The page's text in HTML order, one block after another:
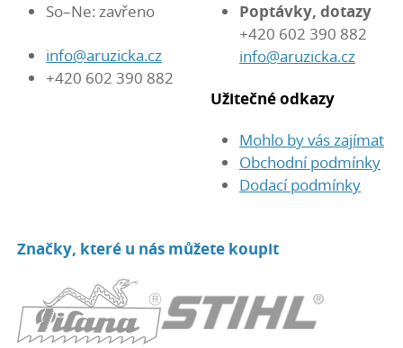
So–Ne: zavřeno
info@aruzicka.cz
+420 602 390 882
Poptávky, dotazy
+420 602 390 882
info@aruzicka.cz
Užitečné odkazy
Mohlo by vás zajímat
Obchodní podmínky
Dodací podmínky
Značky, které u nás můžete koupit